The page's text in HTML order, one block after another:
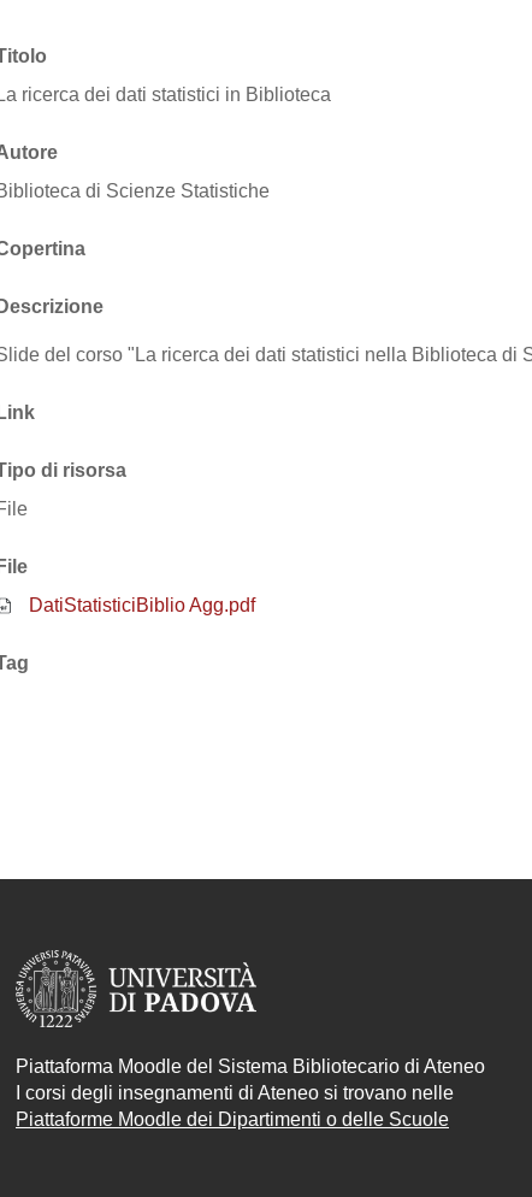
La ricerca dei dati statistici in Biblioteca
di Scienze Statistiche
Descrizione
del corso "La ricerca dei dati statistici nella Biblioteca di
Link
di risorsa
File
DatiStatisticiBiblio Agg.pdf
Piattaforma Moodle del Sistema Bibliotecario di Ateneo
I corsi degli insegnamenti di Ateneo si trovano nelle
Piattaforme Moodle dei Dipartimenti o delle Scuole